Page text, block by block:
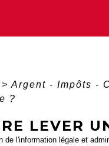
> Argent - Impôts -
?
LEVER
de l'information légale et